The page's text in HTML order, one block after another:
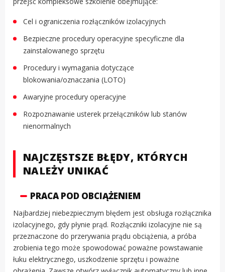
Cel i ograniczenia rozłączników izolacyjnych
Bezpieczne procedury operacyjne specyficzne dla
zainstalowanego sprzętu
Procedury i wymagania dotyczące
blokowania/oznaczania (LOTO)
Awaryjne procedury operacyjne
Rozpoznawanie usterek przełączników lub stanów
nienormalnych
NAJCZĘSTSZE BŁĘDY, KTÓRYCH
NALEŻY UNIKAĆ
PRACA POD OBCIĄŻENIEM
Najbardziej niebezpiecznym błędem jest obsługa rozłącznika
izolacyjnego, gdy płynie prąd. Rozłączniki izolacyjne nie są
przeznaczone do przerywania prądu obciążenia, a próba
zrobienia tego może spowodować poważne powstawanie
łuku elektrycznego, uszkodzenie sprzętu i poważne